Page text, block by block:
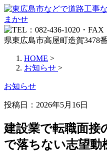
HOME >
お知らせ >
お知らせ
投稿日：2026年5月16日
建設業で転職面接
で落ちない志望動